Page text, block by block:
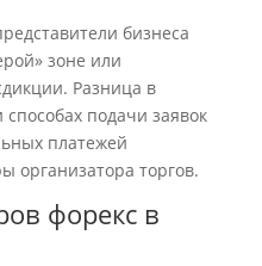
бизнеса
зоне или
Разница в
подачи заявок
платежей
организатора торгов.
форекс в